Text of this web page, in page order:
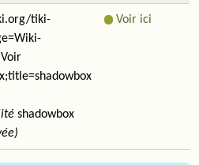
tiki-
Voir
shadowbox
Voir ici